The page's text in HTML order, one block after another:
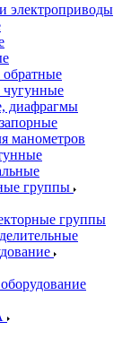
электроприводы
диафрагмы
манометров
группы
группы